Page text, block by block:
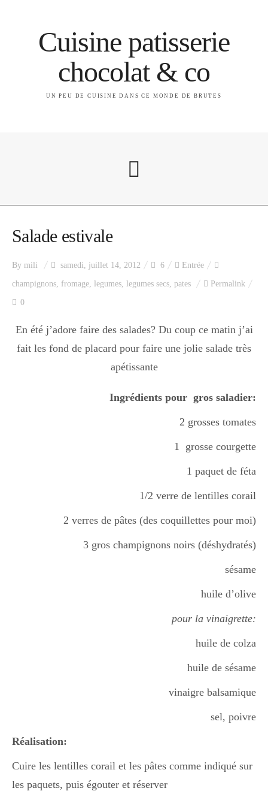
Cuisine patisserie
chocolat & co
UN PEU DE CUISINE DANS CE MONDE DE BRUTES
A propos
Index des recettes
Apéro
Entrée
Dessert
Boisson chaudes
Mes amis en cuisine
Recettes Végétariennes
Salade estivale
By mili samedi, juillet 14, 2012 6 Entrée
champignons, fromage, legumes, legumes secs, pates Permalink
0
En été j’adore faire des salades? Du coup ce matin j’ai
fait les fond de placard pour faire une jolie salade très
apétissante
Ingrédients pour gros saladier:
2 grosses tomates
1 grosse courgette
1 paquet de féta
1/2 verre de lentilles corail
2 verres de pâtes (des coquillettes pour moi)
3 gros champignons noirs (déshydratés)
sésame
huile d’olive
pour la vinaigrette:
huile de colza
huile de sésame
vinaigre balsamique
sel, poivre
Réalisation:
Cuire les lentilles corail et les pâtes comme indiqué sur
les paquets, puis égouter et réserver